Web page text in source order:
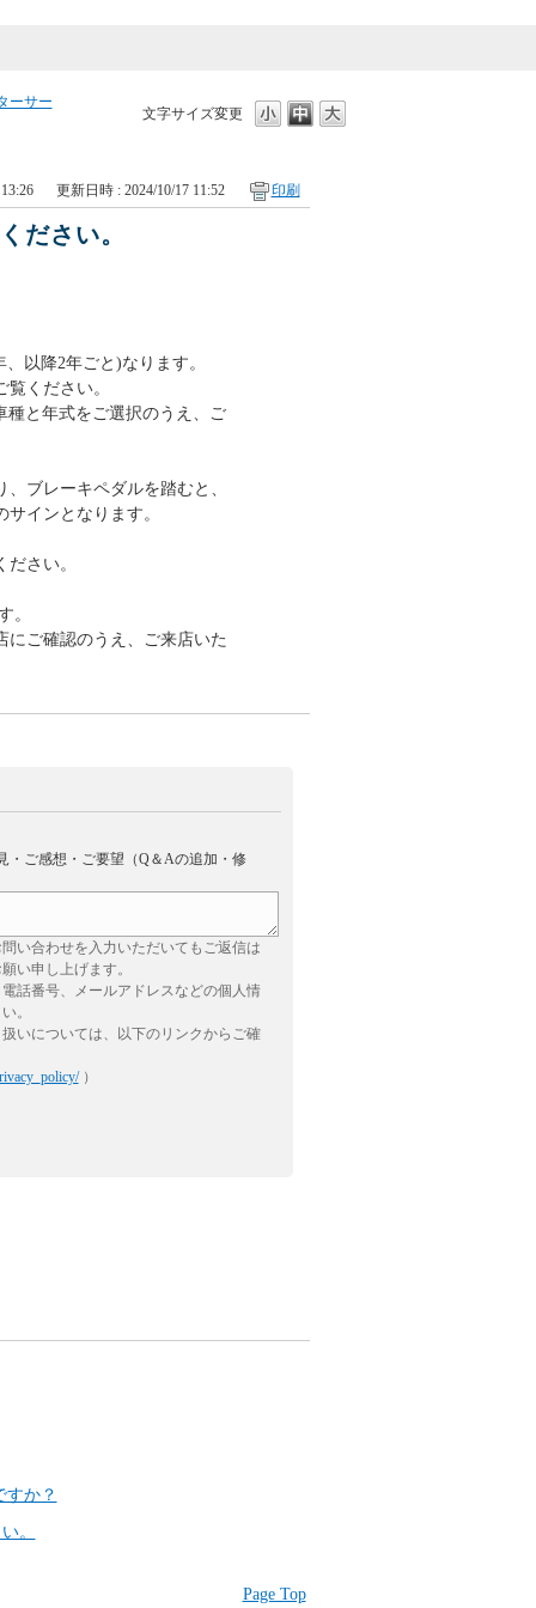
文字サイズ変更
ーサー
更新日時 : 2024/10/17 11:52 印刷
ださい。
以降2年ごと)なります。
ください。
種と年式をご選択のうえ、ご
ブレーキペダルを踏むと、
インとなります。
さい。
。
ご確認のうえ、ご来店いた
・ご感想・ご要望（Q＆Aの追加・修
い合わせを入力いただいてもご返信は
い申し上げます。
話番号、メールアドレスなどの個人情
。
いについては、以下のリンクからご確
）
すか？
。
Page Top